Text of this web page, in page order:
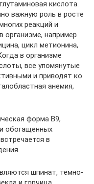
кислота.
важную роль в росте
реакций и
организме, например
цикл метионина,
в организме
все упомянутые
и приводят ко
анемия,
форма B9,
обогащенных
в
шпинат, темно-